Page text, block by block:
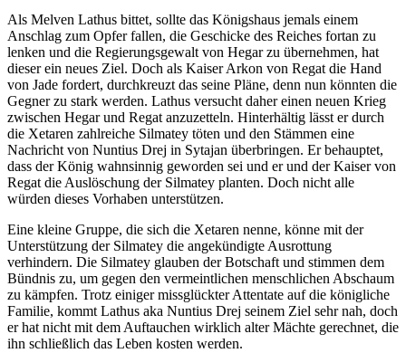
Als Melven Lathus bittet, sollte das Königshaus jemals einem
Anschlag zum Opfer fallen, die Geschicke des Reiches fortan zu
lenken und die Regierungsgewalt von Hegar zu übernehmen, hat
dieser ein neues Ziel. Doch als Kaiser Arkon von Regat die Hand
von Jade fordert, durchkreuzt das seine Pläne, denn nun könnten die
Gegner zu stark werden. Lathus versucht daher einen neuen Krieg
zwischen Hegar und Regat anzuzetteln. Hinterhältig lässt er durch
die Xetaren zahlreiche Silmatey töten und den Stämmen eine
Nachricht von Nuntius Drej in Sytajan überbringen. Er behauptet,
dass der König wahnsinnig geworden sei und er und der Kaiser von
Regat die Auslöschung der Silmatey planten. Doch nicht alle
würden dieses Vorhaben unterstützen.
Eine kleine Gruppe, die sich die Xetaren nenne, könne mit der
Unterstützung der Silmatey die angekündigte Ausrottung
verhindern. Die Silmatey glauben der Botschaft und stimmen dem
Bündnis zu, um gegen den vermeintlichen menschlichen Abschaum
zu kämpfen. Trotz einiger missglückter Attentate auf die königliche
Familie, kommt Lathus aka Nuntius Drej seinem Ziel sehr nah, doch
er hat nicht mit dem Auftauchen wirklich alter Mächte gerechnet, die
ihn schließlich das Leben kosten werden.